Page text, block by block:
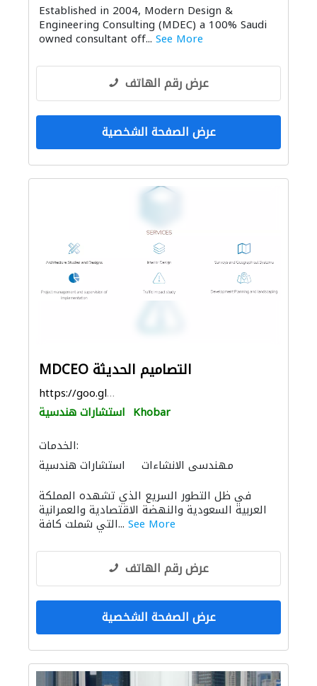
الأثاث والمفروشات المنزلية الأثاث المكتبي
الديكور الداخلي
النمذجة والتصوير ثلاثي الأبعاد
Established in 2004, Modern Design &
Engineering Consulting (MDEC) a 100% Saudi
owned consultant off... See More
عرض رقم الهاتف
عرض الصفحة الشخصية
MDCEO التصاميم الحديثة
https://goo.gl/maps/w1YsVhUh1VDLF5Xs6
استشارات هندسية Khobar
الخدمات:
استشارات هندسية
مهندسي الانشاءات
الأثاث والمفروشات المنزلية الأثاث المكتبي
الإنارة الديكور الداخلي
النمذجة والتصوير ثلاثي الأبعاد
في ظل التطور السريع الذي تشهده المملكة
العربية السعودية والنهضة الاقتصادية والعمرانية
التي شملت كافة... See More
عرض رقم الهاتف
عرض الصفحة الشخصية